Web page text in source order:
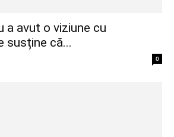
a avut o viziune cu
susține că...
0